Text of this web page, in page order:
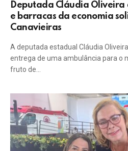
Deputada Cláudia
e barracas da economia
Canavieiras
A deputada estadual Cláudia
entrega de uma ambulância para o
fruto de…